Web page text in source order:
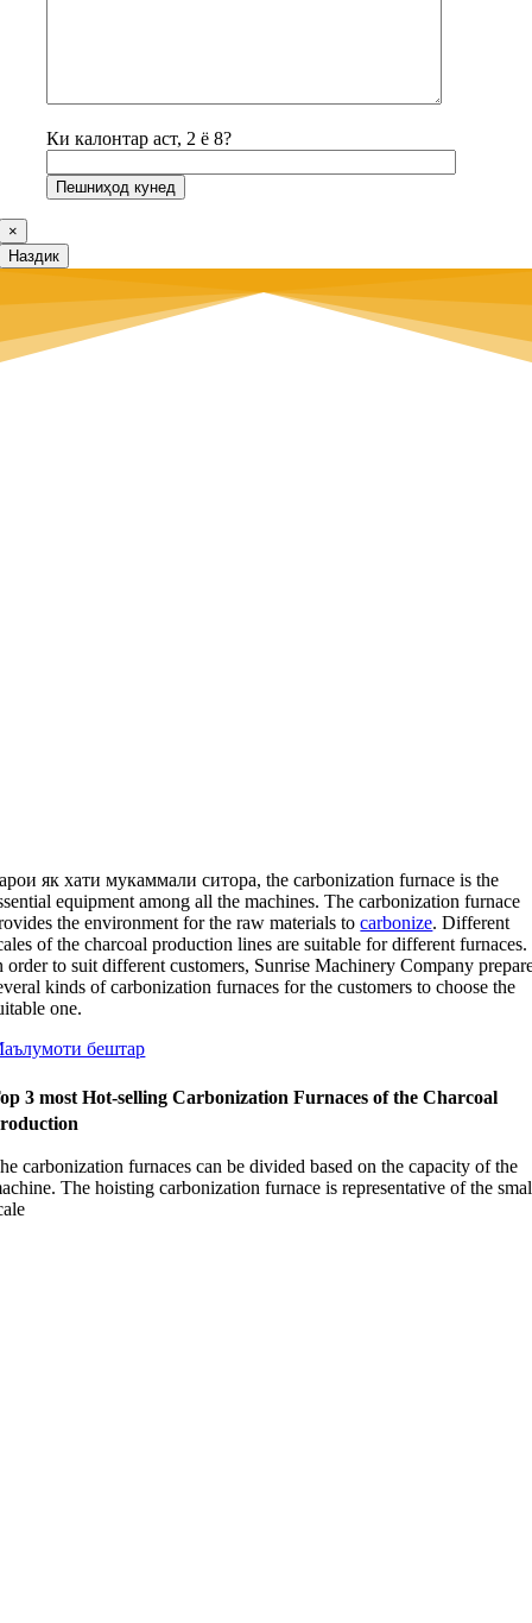
Ки калонтар аст, 2 ё 8?
×
Наздик
як хати мукаммали ситора,the carbonization furnace is the
equipment among all the machines.The carbonization furnace
the environment for the raw materials to carbonize.Different
of the charcoal production lines are suitable for different furnaces.
order to suit different customers, Sunrise Machinery Company
kinds of carbonization furnaces for the customers to choose the
one.
бештар
3most Hot-selling Carbonization Furnaces of the Charcoal
carbonization furnaces can be divided based on the capacity of the
.The hoisting carbonization furnace is representative of the